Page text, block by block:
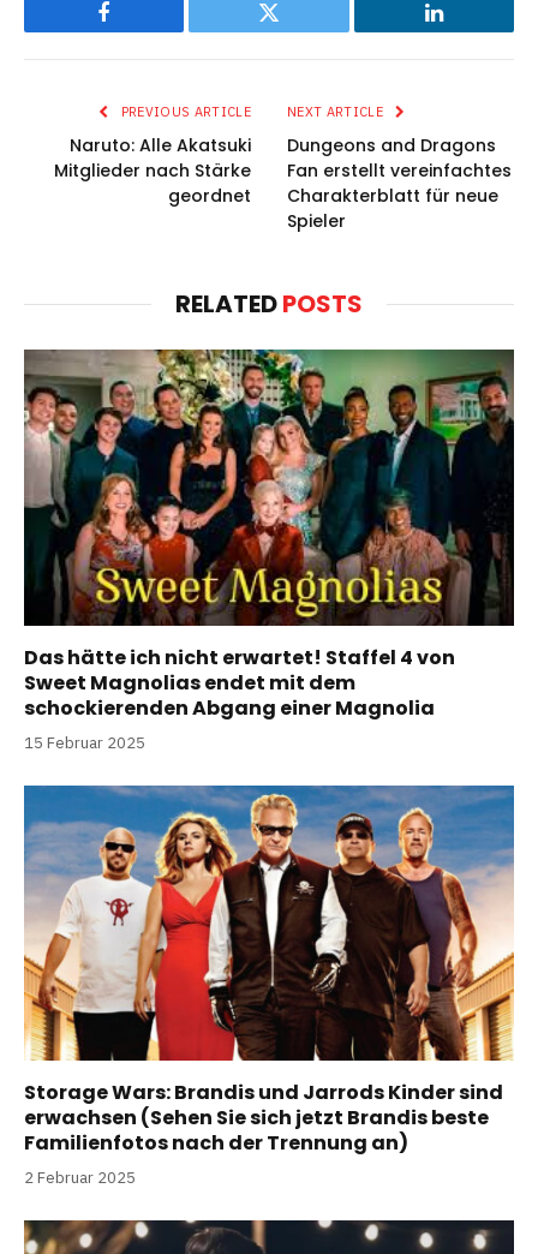
Facebook Twitter LinkedIn
PREVIOUS ARTICLE
Naruto: Alle Akatsuki
Mitglieder nach Stärke
geordnet
NEXT ARTICLE
Dungeons and Dragons
Fan erstellt vereinfachtes
Charakterblatt für neue
Spieler
RELATEDPOSTS
Das hätte ich nicht erwartet! Staffel 4 von
Sweet Magnolias endet mit dem
schockierenden Abgang einer Magnolia
15 Februar 2025
Storage Wars: Brandis und Jarrods Kinder sind
erwachsen (Sehen Sie sich jetzt Brandis beste
Familienfotos nach der Trennung an)
2 Februar 2025